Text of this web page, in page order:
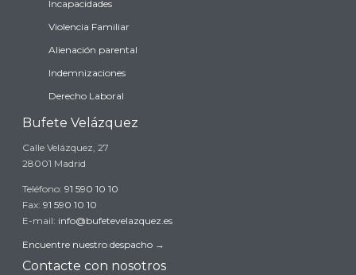
Incapacidades
Violencia Familiar
Alienación parental
Indemnizaciones
Derecho Laboral
Bufete Velázquez
Calle Velázquez, 27
28001 Madrid
Teléfono: 91 590 10 10
Fax: 91 590 10 10
E-mail: info@bufetevelazquez.es
Encuentre nuestro despacho →
Contacte con nosotros